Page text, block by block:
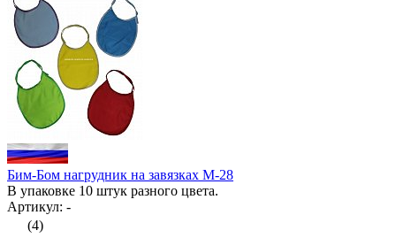
Бим-Бом нагрудник на завязках М-28
В упаковке 10 штук разного цвета.
Артикул: -
(4)